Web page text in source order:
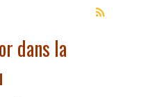
dans la